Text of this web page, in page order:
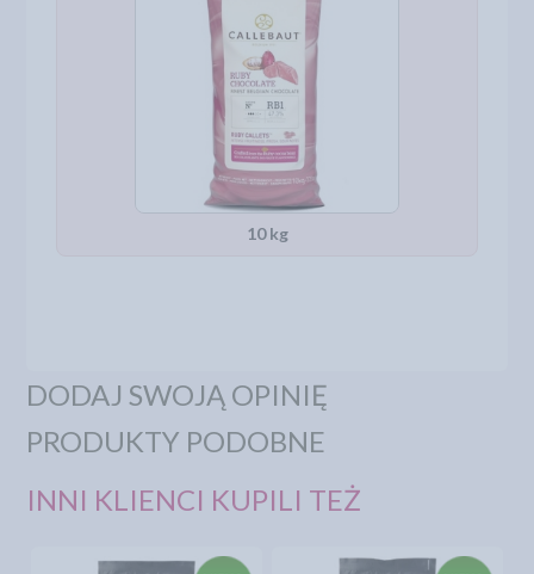
10 kg
DODAJ SWOJĄ OPINIĘ
PRODUKTY PODOBNE
INNI KLIENCI KUPILI TEŻ